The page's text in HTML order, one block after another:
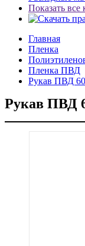
Показать все
Главная
Пленка
Пленка ПВД
Рукав ПВД
Рукав ПВД